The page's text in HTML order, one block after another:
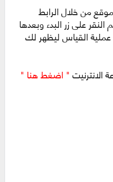
من خلال الرابط
على زر البدء وبعدها
عملية القياس ليظهر لك
" اضغط هنا "